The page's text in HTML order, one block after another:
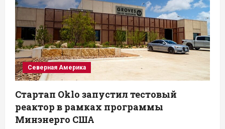
Северная Америка
Стартап Oklo запустил тестовый
реактор в рамках программы
Минэнерго США